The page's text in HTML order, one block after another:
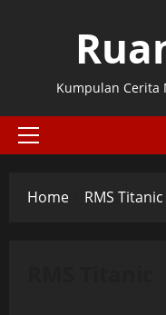
Kumpulan Cerita
Primary
Home RMS Titanic